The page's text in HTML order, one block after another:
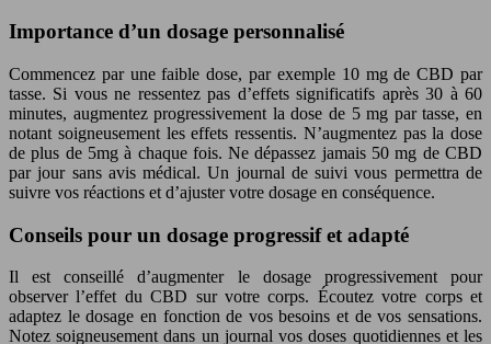
Importance d’un dosage personnalisé
Commencez par une faible dose, par exemple 10 mg de CBD par
tasse. Si vous ne ressentez pas d’effets significatifs après 30 à 60
minutes, augmentez progressivement la dose de 5 mg par tasse, en
notant soigneusement les effets ressentis. N’augmentez pas la dose
de plus de 5mg à chaque fois. Ne dépassez jamais 50 mg de CBD
par jour sans avis médical. Un journal de suivi vous permettra de
suivre vos réactions et d’ajuster votre dosage en conséquence.
Conseils pour un dosage progressif et adapté
Il est conseillé d’augmenter le dosage progressivement pour
observer l’effet du CBD sur votre corps. Écoutez votre corps et
adaptez le dosage en fonction de vos besoins et de vos sensations.
Notez soigneusement dans un journal vos doses quotidiennes et les